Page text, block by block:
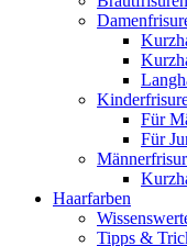
Für
Für
Haarfarben
Tipps &